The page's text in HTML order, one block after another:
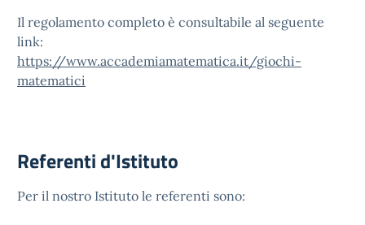
Il regolamento completo è consultabile al seguente
link:
https://www.accademiamatematica.it/giochi-
matematici
Referenti d'Istituto
Per il nostro Istituto le referenti sono: